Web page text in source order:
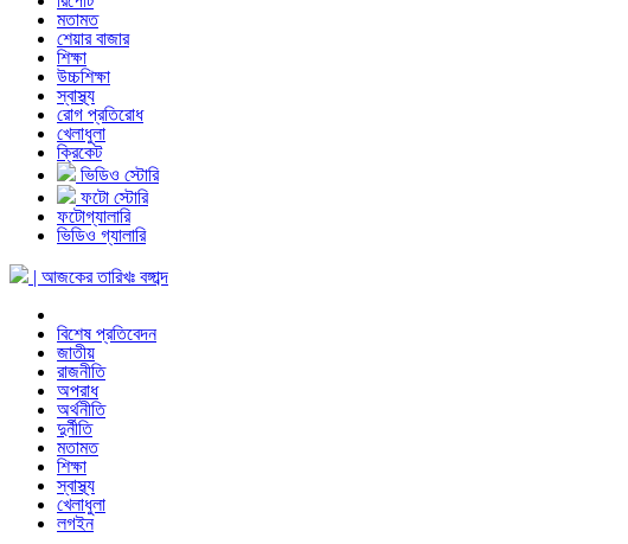
মতামত
শেয়ার বাজার
শিক্ষা
উচ্চশিক্ষা
স্বাস্থ্য
রোগ প্রতিরোধ
খেলাধুলা
ক্রিকেট
ভিডিও স্টোরি
ফটো স্টোরি
ফটোগ্যালারি
ভিডিও গ্যালারি
| আজকের তারিখঃ বঙ্গাব্দ
বিশেষ প্রতিবেদন
জাতীয়
রাজনীতি
অপরাধ
অর্থনীতি
দুর্নীতি
মতামত
শিক্ষা
স্বাস্থ্য
খেলাধুলা
লগইন